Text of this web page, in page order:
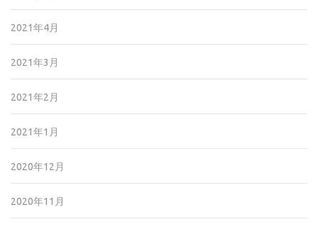
2021年4月
2021年3月
2021年2月
2021年1月
2020年12月
2020年11月